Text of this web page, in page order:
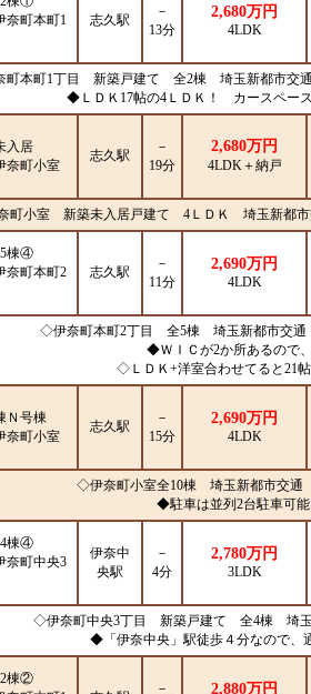
奈町本町1
志久駅
－
13分
2,680万円
4LDK
本町1丁目 新築戸建て 全2棟 埼玉新都市交通
◆ＬＤＫ17帖の4ＬＤＫ！ カースペー
入居
奈町小室
志久駅
－
19分
2,680万円
4LDK＋納戸
町小室 新築未入居戸建て 4ＬＤＫ 埼玉新都市
5棟④
奈町本町2
志久駅
－
11分
2,690万円
4LDK
◇伊奈町本町2丁目 全5棟 埼玉新都市交
◆ＷＩＣが2か所あるので
◇ＬＤＫ+洋室合わせてると21
Ｎ号棟
奈町小室
志久駅
－
15分
2,690万円
4LDK
◇伊奈町小室全10棟 埼玉新都市交通
◆駐車は並列2台駐車可
4棟④
奈町中央3
伊奈中
央駅
－
4分
2,780万円
3LDK
◇伊奈町中央3丁目 新築戸建て 全4棟 埼玉
◆「伊奈中央」駅徒歩４分なので、
2棟②
－
2,880万円